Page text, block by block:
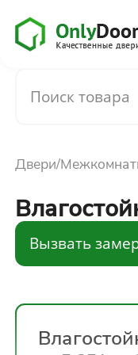
О компании
Установка
Отзывы
Двери
Вызвать